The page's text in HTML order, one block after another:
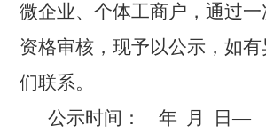
微企业、个体工商户， 通过一
资格审核 ， 现予以公示，如
们联系。
公示时间：
年 月 日—